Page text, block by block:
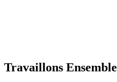
Travaillons Ensemble